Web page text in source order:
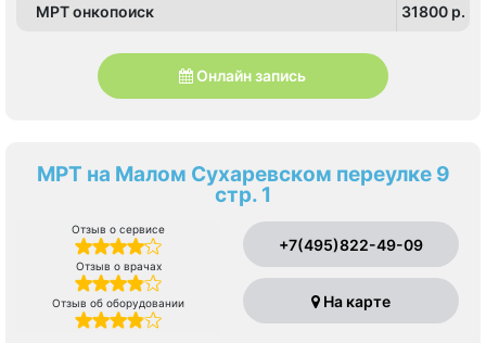
МРТ онкопоиск 31800 p.
Онлайн запись
МРТ на Малом Сухаревском переулке 9
стр. 1
Отзыв о сервисе
Отзыв о врачах
Отзыв об оборудовании
+7(495)822-49-09
На карте